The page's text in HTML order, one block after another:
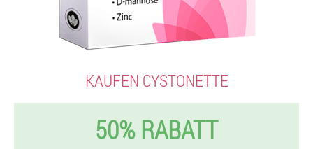
KAUFEN CYSTONETTE
50% RABATT